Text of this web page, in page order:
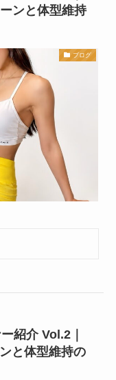
ンと体型維持
ブログ
紹介 Vol.2｜
と体型維持の